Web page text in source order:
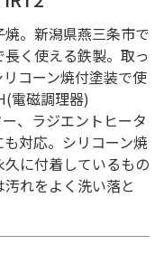
。新潟県燕三条市で
く使える鉄製。取っ
コーン焼付塗装で使
電磁調理器)
、ラジエントヒータ
対応。シリコーン焼
に付着しているもの
れをよく洗い落と